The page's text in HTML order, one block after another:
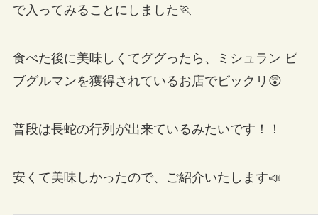
で入ってみることにしました🏃
食べた後に美味しくてググったら、ミシュラン ビ
ブグルマンを獲得されているお店でビックリ😲
普段は長蛇の行列が出来ているみたいです！！
安くて美味しかったので、ご紹介いたします📣